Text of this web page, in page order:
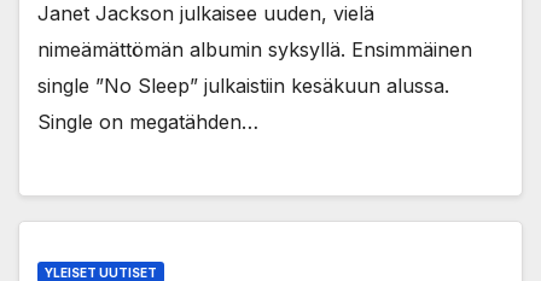
Janet Jackson julkaisee uuden, vielä
nimeämättömän albumin syksyllä. Ensimmäinen
single ”No Sleep” julkaistiin kesäkuun alussa.
Single on megatähden…
YLEISET UUTISET